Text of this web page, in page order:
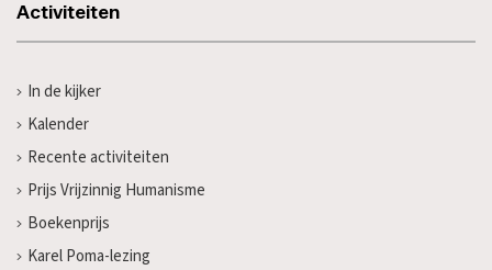
Activiteiten
In de kijker
Kalender
Recente activiteiten
Prijs Vrijzinnig Humanisme
Boekenprijs
Karel Poma-lezing